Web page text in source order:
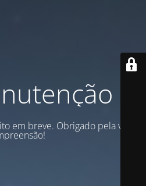
em breve. Obrigado pela vossa